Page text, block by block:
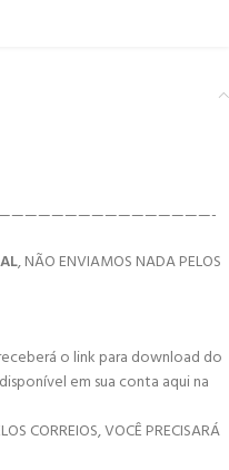
, NÃO ENVIAMOS NADA PELOS
o link para download do
em sua conta aqui na
CORREIOS, VOCÊ PRECISARÁ